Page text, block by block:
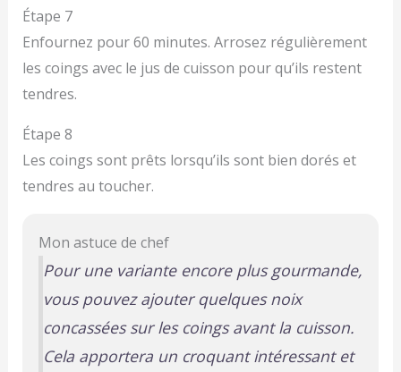
Étape 7
Enfournez pour 60 minutes. Arrosez régulièrement
les coings avec le jus de cuisson pour qu’ils restent
tendres.
Étape 8
Les coings sont prêts lorsqu’ils sont bien dorés et
tendres au toucher.
Mon astuce de chef
Pour une variante encore plus gourmande,
vous pouvez ajouter quelques noix
concassées sur les coings avant la cuisson.
Cela apportera un croquant intéressant et